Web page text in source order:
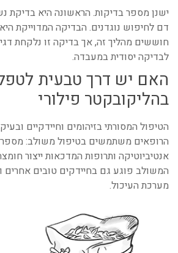
ישנן מספר בדיקות. הראשונה היא בדיקת
דם לחיפוש נוגדנים. הבדיקה המדוייקת
חוששים מהליך זה, אך בדיקה זו נלקחת
לבדיקה יסודית במעבדה.
האם יש דרך טבעית
בהליקובקטר פילורי
הטיפול המסורתי בזיהומים וחיידקיים
הרופאים משתמשים בטיפול משולב:
אנטיביוטיקה ותרופות המדכאות ייצור
המשולב פוגע גם בחיידקים טובים
מערכת העיכול.